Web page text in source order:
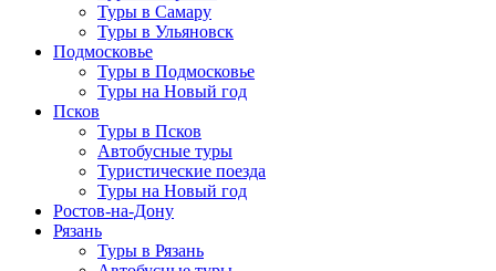
Туры в Самару
Туры в Ульяновск
Подмосковье
Туры в Подмосковье
Туры на Новый год
Псков
Туры в Псков
Автобусные туры
Туристические поезда
Туры на Новый год
Ростов-на-Дону
Рязань
Туры в Рязань